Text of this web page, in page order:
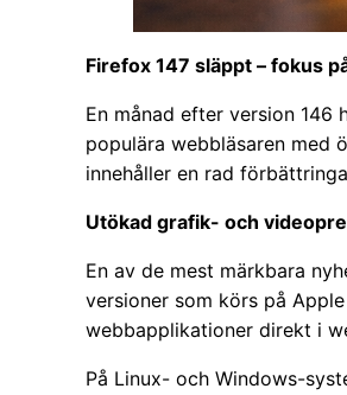
Firefox 147 släppt – fokus
En månad efter version 146
populära webbläsaren med
innehåller en rad
Utökad grafik- och
En av de mest märkbara
versioner som körs på
webbapplikationer direkt i
På Linux- och Windows-